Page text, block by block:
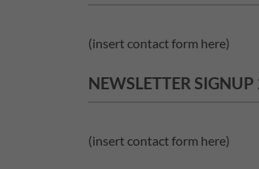
(insert contact form here)
NEWSLETTER SIGNUP
(insert contact form here)